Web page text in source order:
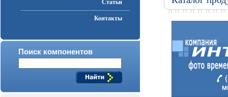
Статьи
Контакты
Поиск компонентов